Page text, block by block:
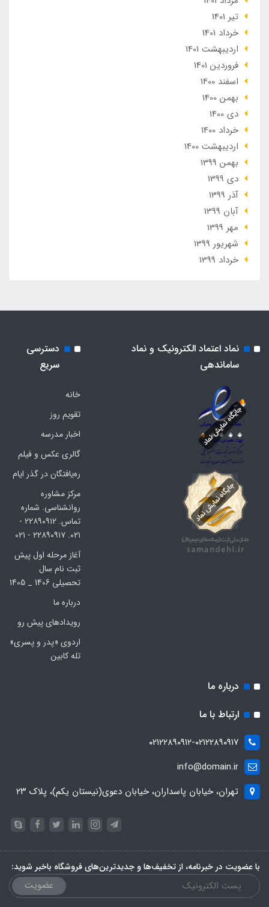
تير 1401
خرداد 1401
ارديبهشت 1401
فروردین 1401
اسفند 1400
بهمن 1400
دی 1400
خرداد 1400
ارديبهشت 1400
بهمن 1399
دی 1399
آذر 1399
آبان 1399
مهر 1399
شهریور 1399
خرداد 1399
نماد اعتماد الکترونیک و نماد
ساماندهی
دسترسی
سریع
خانه
تقویم روز
اخبار مدرسه
گالری عکس و فیلم
ره‌یافتگان در گذر ایام
مرکز مشاوره
روانشناسی. شماره
تماس. ۲۲۸۹۰۹۱۲ -
۰۲۱. ۲۲۸۹۰۹۱۷ - ۰۲۱
آغاز مرحله اول پیش
ثبت نام سال
تحصیلی 1406 _ 1405
درباره ما
رویدادهای پیش رو
اردوی «پدر و پسری»
تله کابین
درباره ما
ارتباط با ما
۰۲۱۲۲۸۹۰۹۱۲-۰۲۱۲۲۸۹۰۹۱۷
info@domain.ir
تهران، خیابان پاسداران، خیابان دعوی(نیستان یکم)، پلاک ۲۳
با عضویت در خبرنامه، از تخفیف‌ها و جدیدترین‌های فروشگاه باخبر شوید:
عضویت